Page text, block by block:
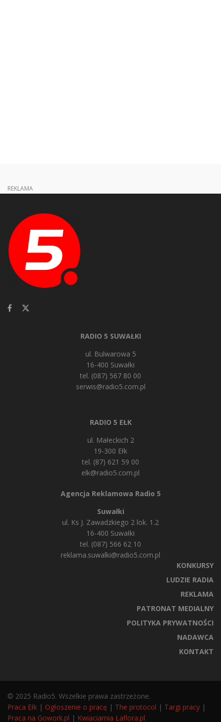
REKLAMA
RADIO 5 SUWAŁKI
ul. Bulwarowa 5
16-400 Suwałki
tel. (087) 567 80 00
serwis@radio5.com.pl
RADIO 5 EŁK
ul. Małeckich 2
19-300 Ełk
tel. (87) 621 59 00
elk@radio5.com.pl
Agencja Reklamowa Radio 5
Suwałki
ul. Ks J. Zawadzkiego 2 lok. 1.2
16-400 Suwałki
tel. (087) 566 62 10
reklama.suwalki@radio5.com.pl
KONKURSY
LUDZIE RADIA
REKLAMA
PATRONAT MEDIALNY
POLITYKA PRYWATNOŚCI
NADAWCA
KONTAKT
© 2025 Radio5. Wszelkie prawa zastrzeżone.
Praca Ełk | Ogłoszenie o pracę | The protocol | Targi pracy |
Praca na Gowork.pl | Kwiaciarnia Laflora.pl